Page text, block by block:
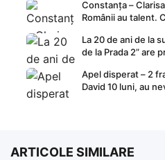
Constanța –
Românii au talent.
La 20 de ani de la
de la Prada 2” are
Apel disperat – 2
David 10 luni, au
ARTICOLE SIMILARE